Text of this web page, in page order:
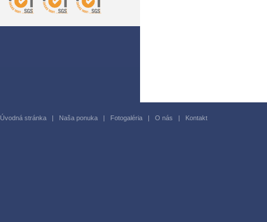
Úvodná stránka | Naša ponuka | Fotogaléria | O nás | Kontakt